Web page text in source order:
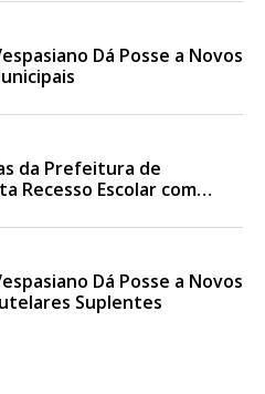
Dá Posse a Novos
da Prefeitura de
Recesso Escolar com
Dá Posse a Novos
Suplentes